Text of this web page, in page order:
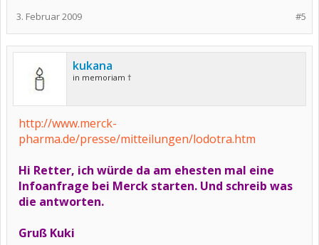
#5
3. Februar 2009
kukana
in memoriam †
http://www.merck-
pharma.de/presse/mitteilungen/lodotra.htm
Hi Retter, ich würde da am ehesten mal eine
Infoanfrage bei Merck starten. Und schreib was
die antworten.
Gruß Kuki